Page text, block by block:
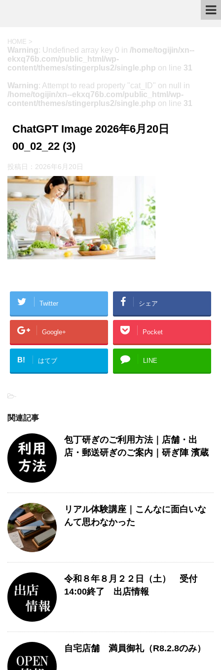
HOME >
Warning: Undefined array key 0 in /home/togijin/xn--
ekxq76b.com/public_html/wp-
content/themes/stingerplus2/single.php on line 31
Warning: Attempt to read property "cat_ID" on null in
/home/togijin/xn--ekxq76b.com/public_html/wp-
content/themes/stingerplus2/single.php on line 31
ChatGPT Image 2026年6月20日
00_02_22 (3)
投稿日： 2026年6月20日
Twitter シェア
Google+ Pocket
B! はてブ LINE
-
関連記事
包丁研ぎのご利用方法｜店舗・出
店・郵送研ぎのご案内｜研ぎ陣 濱蔵
リアル体験講座｜こんなに面白いな
んて思わなかった
令和８年８月２２日（土） 受付
14:00終了 出店情報
自宅店舗 満員御礼（R8.2.8のみ）